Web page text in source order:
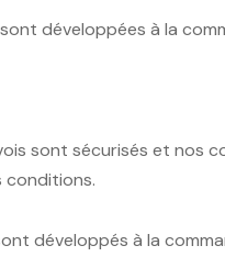
développées à la
sont sécurisés et nos
conditions.
développés à la